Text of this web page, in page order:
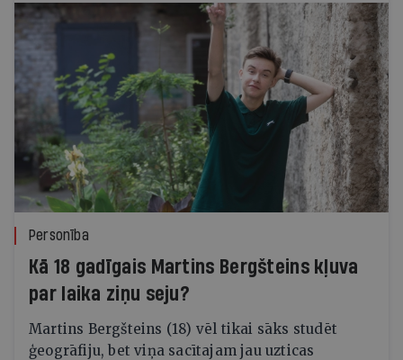
Personība
Kā 18 gadīgais Martins Bergšteins kļuva
par laika ziņu seju?
Martins Bergšteins (18) vēl tikai sāks studēt
ģeogrāfiju, bet viņa sacītajam jau uzticas